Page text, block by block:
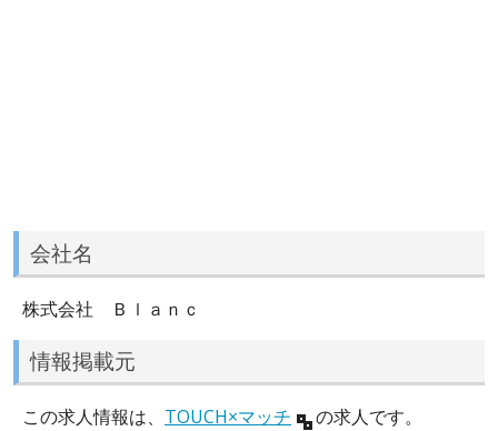
会社名
株式会社 Ｂｌａｎｃ
情報掲載元
この求人情報は、 TOUCH×マッチ の求人です。